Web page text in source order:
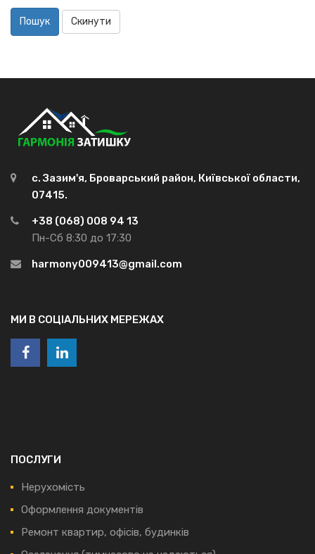
Пошук Скинути
с. Зазим'я, Броварський район, Київської области,
07415.
+38 (068) 008 94 13
Пн-Сб 8:30 до 17:30
harmony009413@gmail.com
МИ В СОЦІАЛЬНИХ МЕРЕЖАХ
ПОСЛУГИ
Нерухомість
Оформлення документів
Ремонт квартир, офісів, будинків